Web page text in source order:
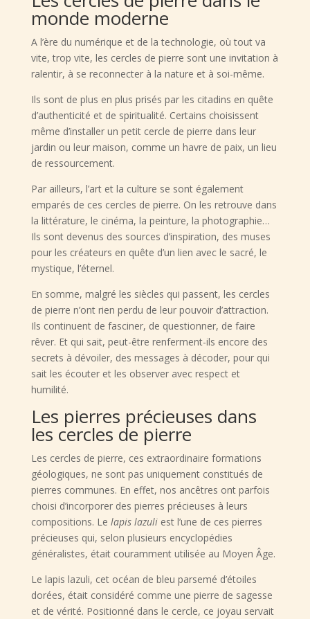
monde moderne
A l’ère du numérique et de la technologie, où tout va
vite, trop vite, les cercles de pierre sont une invitation à
ralentir, à se reconnecter à la nature et à soi-même.
Ils sont de plus en plus prisés par les citadins en quête
d’authenticité et de spiritualité. Certains choisissent
même d’installer un petit cercle de pierre dans leur
jardin ou leur maison, comme un havre de paix, un lieu
de ressourcement.
Par ailleurs, l’art et la culture se sont également
emparés de ces cercles de pierre. On les retrouve dans
la littérature, le cinéma, la peinture, la photographie…
Ils sont devenus des sources d’inspiration, des muses
pour les créateurs en quête d’un lien avec le sacré, le
mystique, l’éternel.
En somme, malgré les siècles qui passent, les cercles
de pierre n’ont rien perdu de leur pouvoir d’attraction.
Ils continuent de fasciner, de questionner, de faire
rêver. Et qui sait, peut-être renferment-ils encore des
secrets à dévoiler, des messages à décoder, pour qui
sait les écouter et les observer avec respect et
humilité.
Les pierres précieuses dans
les cercles de pierre
Les cercles de pierre, ces extraordinaire formations
géologiques, ne sont pas uniquement constitués de
pierres communes. En effet, nos ancêtres ont parfois
choisi d’incorporer des pierres précieuses à leurs
compositions. Le lapis lazuliest l’une de ces pierres
précieuses qui, selon plusieurs encyclopédies
généralistes, était couramment utilisée au Moyen Âge.
Le lapis lazuli, cet océan de bleu parsemé d’étoiles
dorées, était considéré comme une pierre de sagesse
et de vérité. Positionné dans le cercle, ce joyau servait